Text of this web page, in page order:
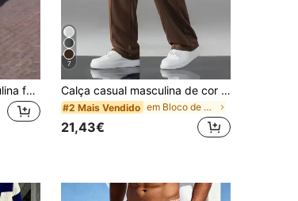
Calça de moletom masculina folgada de perna reta com cordão, cinza, calça casual para outono/inverno.
7
Calça casual masculina de cor sólida com cordão na cintura
#2 Mais Vendido em Bloco de cores Calças masculinas
21,43€